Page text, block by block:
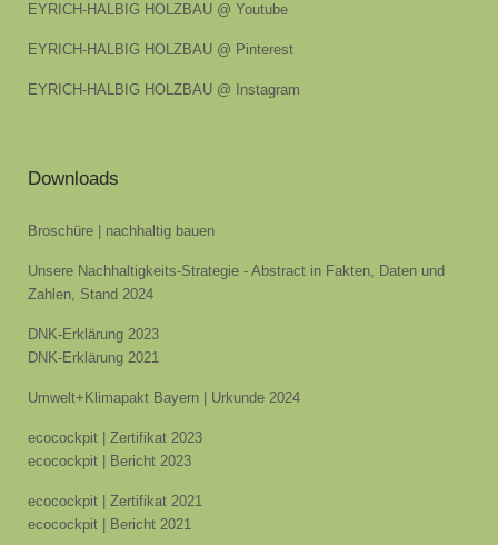
EYRICH-HALBIG HOLZBAU @ Youtube
EYRICH-HALBIG HOLZBAU @ Pinterest
EYRICH-HALBIG HOLZBAU @ Instagram
Downloads
Broschüre | nachhaltig bauen
Unsere Nachhaltigkeits-Strategie - Abstract in Fakten, Daten und
Zahlen, Stand 2024
DNK-Erklärung 2023
DNK-Erklärung 2021
Umwelt+Klimapakt Bayern | Urkunde 2024
ecocockpit | Zertifikat 2023
ecocockpit | Bericht 2023
ecocockpit | Zertifikat 2021
ecocockpit | Bericht 2021